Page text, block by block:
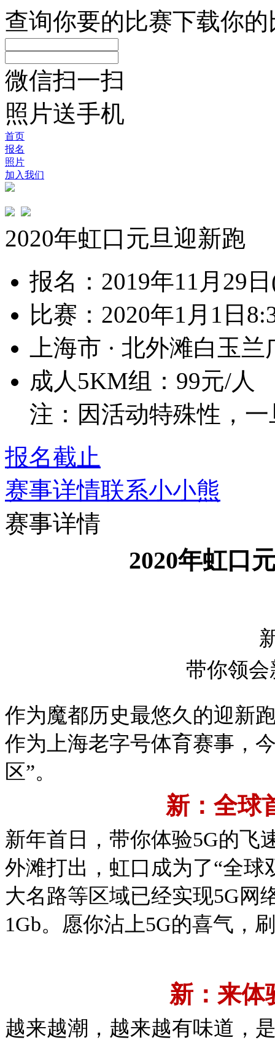
查询你要的比赛下载你
微信扫一扫
照片送手机
首页
报名
照片
加入我们
2020年虹口元旦迎新跑
报名：2019年11月29
比赛：2020年1月1日
上海市 · 北外滩白玉兰
成人5KM组：99元/人
注：因活动特殊性，
报名截止
赛事详情联系小小熊
赛事详情
2020年虹口
带你领
作为魔都历史最悠久的迎新
作为上海老字号体育赛事，
区”。
新：全球
新年首日，带你体验5G的飞
外滩打出，虹口成为了“全
大名路等区域已经实现5G网
1Gb。愿你沾上5G的喜气，
新：来体
越来越潮，越来越有味道，